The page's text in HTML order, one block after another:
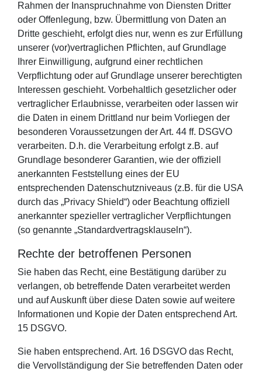
Rahmen der Inanspruchnahme von Diensten Dritter
oder Offenlegung, bzw. Übermittlung von Daten an
Dritte geschieht, erfolgt dies nur, wenn es zur Erfüllung
unserer (vor)vertraglichen Pflichten, auf Grundlage
Ihrer Einwilligung, aufgrund einer rechtlichen
Verpflichtung oder auf Grundlage unserer berechtigten
Interessen geschieht. Vorbehaltlich gesetzlicher oder
vertraglicher Erlaubnisse, verarbeiten oder lassen wir
die Daten in einem Drittland nur beim Vorliegen der
besonderen Voraussetzungen der Art. 44 ff. DSGVO
verarbeiten. D.h. die Verarbeitung erfolgt z.B. auf
Grundlage besonderer Garantien, wie der offiziell
anerkannten Feststellung eines der EU
entsprechenden Datenschutzniveaus (z.B. für die USA
durch das „Privacy Shield“) oder Beachtung offiziell
anerkannter spezieller vertraglicher Verpflichtungen
(so genannte „Standardvertragsklauseln“).
Rechte der betroffenen Personen
Sie haben das Recht, eine Bestätigung darüber zu
verlangen, ob betreffende Daten verarbeitet werden
und auf Auskunft über diese Daten sowie auf weitere
Informationen und Kopie der Daten entsprechend Art.
15 DSGVO.
Sie haben entsprechend. Art. 16 DSGVO das Recht,
die Vervollständigung der Sie betreffenden Daten oder